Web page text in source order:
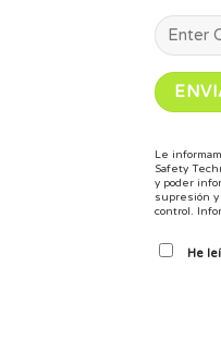
Le
Safety
y poder
supresión y
control.
He